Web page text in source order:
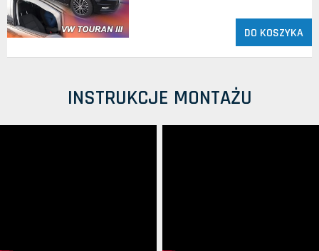
DO KOSZYKA
INSTRUKCJE MONTAŻU